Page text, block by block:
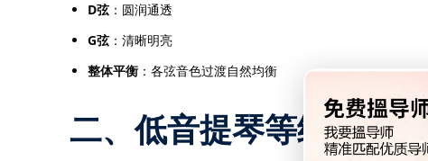
D弦：圆润通透
G弦：清晰明亮
整体平衡 ：各弦音色过渡自然均衡
二、低音提琴等级对照表